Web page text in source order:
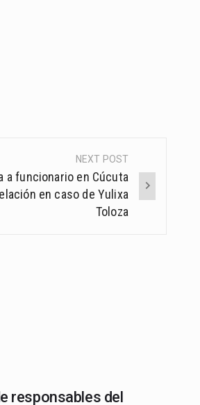
NEXT POST
a funcionario en Cúcuta
en caso de Yulixa
Toloza
responsables del